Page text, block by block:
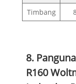
Timbang
8.
R160